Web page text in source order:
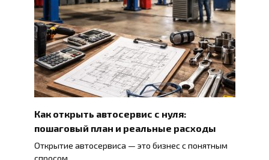
Как открыть автосервис с нуля:
пошаговый план и реальные расходы
Открытие автосервиса — это бизнес с понятным